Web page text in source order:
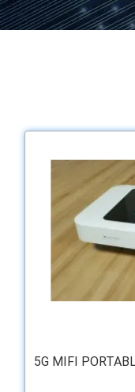
5G MIFI